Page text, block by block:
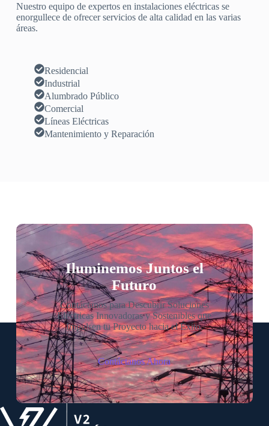
Nuestro equipo de expertos en instalaciones eléctricas se
enorgullece de ofrecer servicios de alta calidad en las varias
áreas.
Residencial
Industrial
Alumbrado Público
Comercial
Líneas Eléctricas
Mantenimiento y Reparación
Iluminemos Juntos el
Futuro
Contáctanos para Descubrir Soluciones
Eléctricas Innovadoras y Sostenibles que
Impulsen tu Proyecto hacia el Éxito.
Contáctanos Ahora